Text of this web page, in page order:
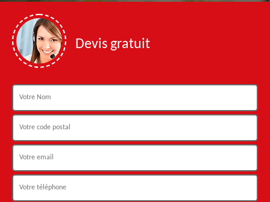
Devis gratuit